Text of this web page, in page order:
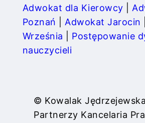
Adwokat dla Kierowcy
Poznań
Adwokat Jarocin
Września
Postępowanie
nauczycieli
© Kowalak
Partnerzy Kancelaria